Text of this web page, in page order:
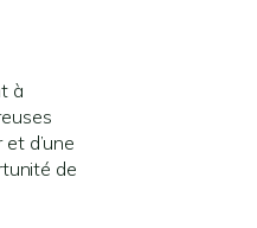
à
d’une
de